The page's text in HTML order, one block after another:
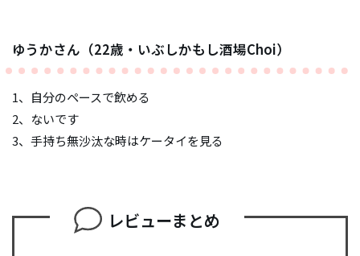
ゆうかさん（22歳・いぶしかもし酒場Choi）
1、自分のペースで飲める
2、ないです
3、手持ち無沙汰な時はケータイを見る
レビューまとめ